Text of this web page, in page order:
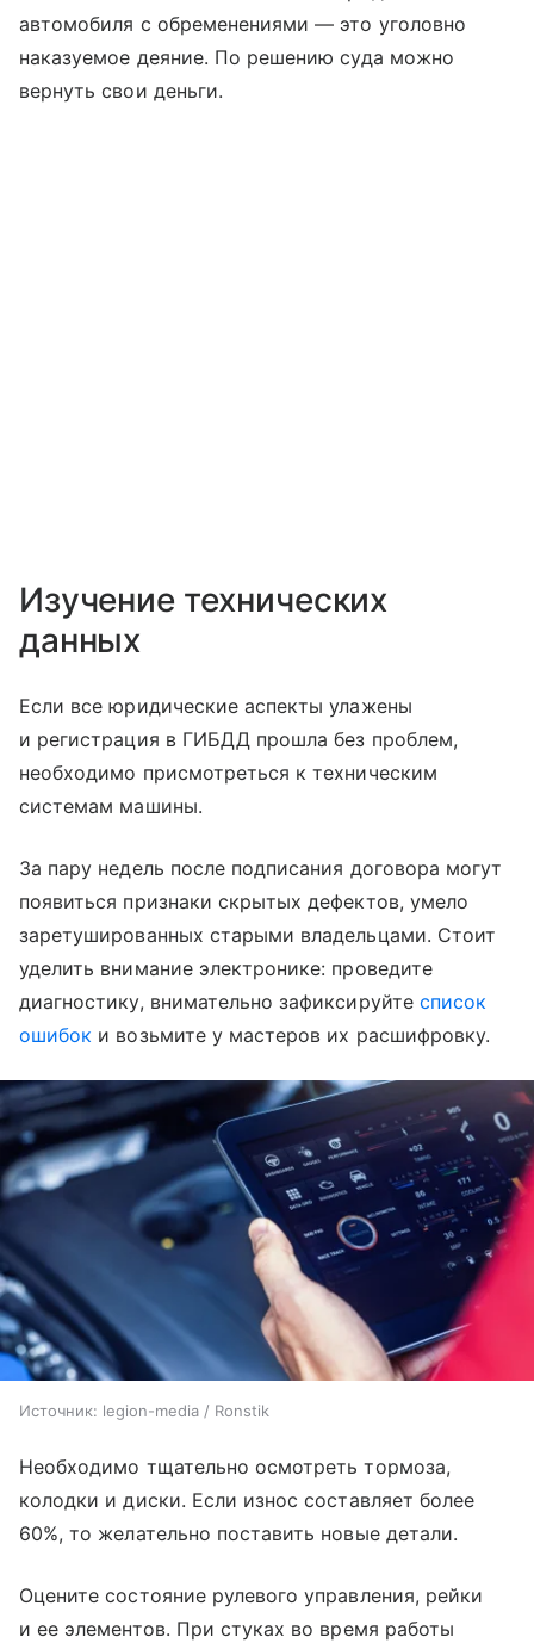
автомобиля с обременениями — это уголовно
наказуемое деяние. По решению суда можно
вернуть свои деньги.
Изучение технических
данных
Если все юридические аспекты улажены
и регистрация в ГИБДД прошла без проблем,
необходимо присмотреться к техническим
системам машины.
За пару недель после подписания договора могут
появиться признаки скрытых дефектов, умело
заретушированных старыми владельцами. Стоит
уделить внимание электронике: проведите
диагностику, внимательно зафиксируйте список
ошибок и возьмите у мастеров их расшифровку.
Источник: legion-media / Ronstik
Необходимо тщательно осмотреть тормоза,
колодки и диски. Если износ составляет более
60%, то желательно поставить новые детали.
Оцените состояние рулевого управления, рейки
и ее элементов. При стуках во время работы